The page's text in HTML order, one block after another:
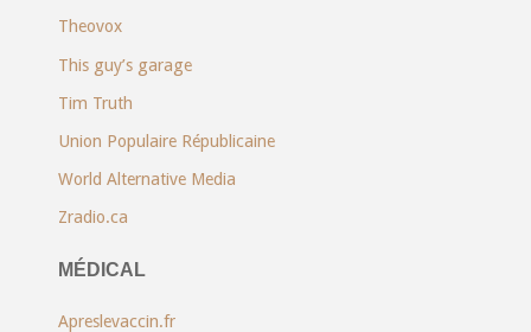
Theovox
This guy’s garage
Tim Truth
Union Populaire Républicaine
World Alternative Media
Zradio.ca
MÉDICAL
Apreslevaccin.fr